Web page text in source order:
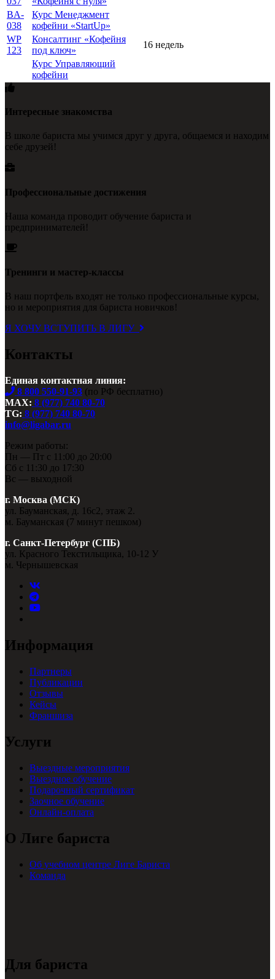
BA-
038
Курс Менеджмент
кофейни «StartUp»
WP
123
Консалтинг «Кофейня
под ключ»
16 недель
Курс Управляющий
кофейни
Интересные знакомства
В школе бариста мы учимся друг у друга, общаемся и находим
себе друзей!
Профессиональные достижения
Наша команда проводит обучение бариста и
предпринимателей!
Тренинги и мастер-классы
В наш портфель входят не только профессиональные курсы,
но и мероприятия для бариста новичков!
Я ХОЧУ ВСТУПИТЬ В ЛИГУ
Контакты
Единая контактная линия:
8 800 550-91-93 (по РФ бесплатно)
MAX: 8 (977) 740 80-70
TG: 8 (977) 740 80-70
info@ligabar.ru
Режим работы:
Пн — Пт с 11:00 до 20:00
Сб с 11:30 до 17:30
Вс — выходной
г. Москва (МСК)
ул. Бауманская, д. 16с2, этаж 2.
м. Бауманская (7 минут пешком)
г. Санкт-Петербург (СПБ)
ул. Красного Текстильщика, 10-12 У
м. Чернышевская
Информация
Партнеры
Публикации
Отзывы
Кейсы
Франшиза
Услуги
Выездные мероприятия
Выездное обучение
Подарочный сертификат
Заочное обучение
Онлайн-оплата
О Лиге бариста
Об учебном центре Лиге Бариста
Команда
Для бариста